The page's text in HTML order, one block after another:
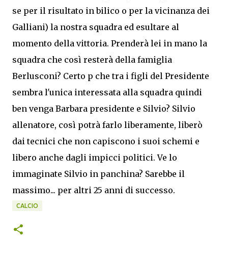
se per il risultato in bilico o per la vicinanza dei
Galliani) la nostra squadra ed esultare al
momento della vittoria. Prenderà lei in mano la
squadra che così resterà della famiglia
Berlusconi? Certo p che tra i figli del Presidente
sembra l'unica interessata alla squadra quindi
ben venga Barbara presidente e Silvio? Silvio
allenatore, così potrà farlo liberamente, liberò
dai tecnici che non capiscono i suoi schemi e
libero anche dagli impicci politici. Ve lo
immaginate Silvio in panchina? Sarebbe il
massimo... per altri 25 anni di successo.
CALCIO